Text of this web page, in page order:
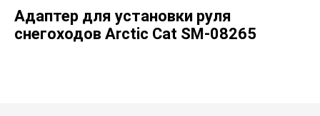
Адаптер для установки руля
снегоходов Arctic Cat SM-08265